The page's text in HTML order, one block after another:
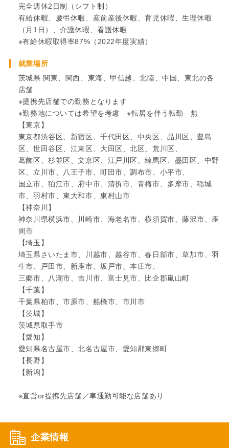
完全週休2日制（シフト制）
有給休暇、慶弔休暇、産前産後休暇、育児休暇、生理休暇
（月1日）、介護休暇、看護休暇
※有給休暇取得率87%（2022年度実績）
就業場所
茨城県 関東、関西、東海、甲信越、北陸、中国、東北の各
店舗
※提携先店舗での勤務となります
※勤務地については希望を考慮 ※転居を伴う転勤 無
【東京】
東京都渋谷区、新宿区、千代田区、中央区、品川区、豊島
区、世田谷区、江東区、大田区、北区、荒川区、
葛飾区、杉並区、文京区、江戸川区、練馬区、墨田区、中野
区、立川市、八王子市、町田市、調布市、小平市、
国立市、狛江市、府中市、清拆市、青梅市、多摩市、稲城
市、羽村市、東大和市、東村山市
【神奈川】
神奈川県横浜市、川崎市、海老名市、横須賀市、藤沢市、座
間市
【埼玉】
埼玉県さいたま市、川越市、越谷市、春日部市、草加市、羽
生市、戸田市、新座市、坂戸市、本庄市、
三郷市、八潮市、吉川市、富士見市、比企郡嵐山町
【千葉】
千葉県柏市、市原市、船橋市、市川市
【茨城】
茨城県取手市
【愛知】
愛知県名古屋市、北名古屋市、愛知郡東郷町
【長野】
【新潟】
※直営or提携先店舗／車通勤可能な店舗あり
企業情報